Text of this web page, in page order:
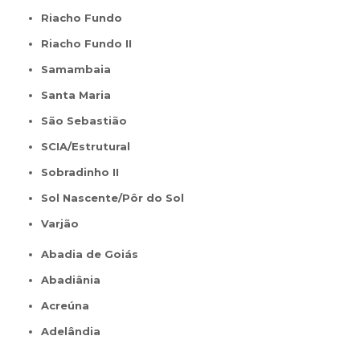
Riacho Fundo
Riacho Fundo II
Samambaia
Santa Maria
São Sebastião
SCIA/Estrutural
Sobradinho II
Sol Nascente/Pôr do Sol
Varjão
Abadia de Goiás
Abadiânia
Acreúna
Adelândia